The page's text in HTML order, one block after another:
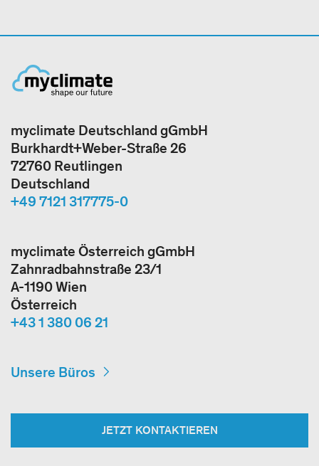
myclimate Deutschland gGmbH
Burkhardt+Weber-Straße 26
72760 Reutlingen
Deutschland
+49 7121 317775-0
myclimate Österreich gGmbH
Zahnradbahnstraße 23/1
A-1190 Wien
Österreich
+43 1 380 06 21
Unsere Büros
JETZT KONTAKTIEREN